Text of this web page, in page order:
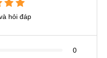
hỏi đáp
0